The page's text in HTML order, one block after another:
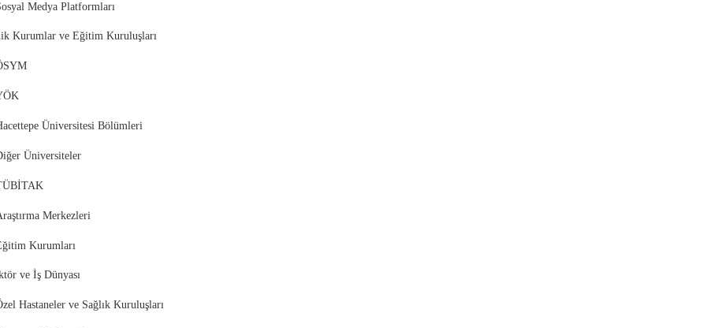
Medya Platformları
Kurumlar ve Eğitim Kuruluşları
Üniversitesi Bölümleri
Üniversiteler
Merkezleri
Kurumları
ve İş Dünyası
Hastaneler ve Sağlık Kuruluşları